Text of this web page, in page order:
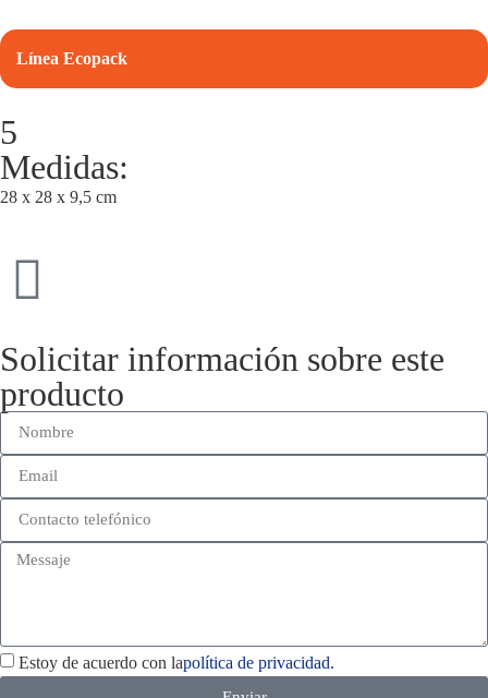
Línea Ecopack
5
Medidas:
28 x 28 x 9,5 cm
Solicitar información sobre este
producto
Estoy de acuerdo con lapolítica de privacidad.